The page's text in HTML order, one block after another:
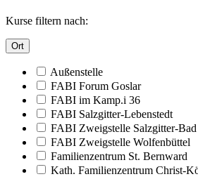
Kurse filtern nach:
Ort
Außenstelle
FABI Forum Goslar
FABI im Kamp.i 36
FABI Salzgitter-Lebenstedt
FABI Zweigstelle Salzgitter-Bad
FABI Zweigstelle Wolfenbüttel
Familienzentrum St. Bernward
Kath. Familienzentrum Christ-